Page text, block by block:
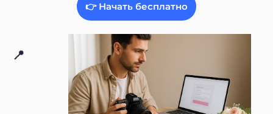
👉 Начать бесплатно
📍